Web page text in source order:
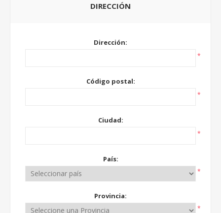
DIRECCIÓN
Dirección:
*
Código postal:
*
Ciudad:
*
País:
*
Provincia:
*